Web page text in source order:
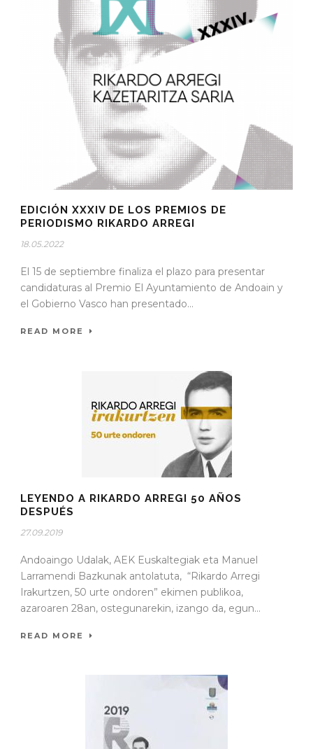
EDICIÓN XXXIV DE LOS PREMIOS DE
PERIODISMO RIKARDO ARREGI
18.05.2022
El 15 de septiembre finaliza el plazo para presentar
candidaturas al Premio El Ayuntamiento de Andoain y
el Gobierno Vasco han presentado...
READ MORE
LEYENDO A RIKARDO ARREGI 50 AÑOS
DESPUÉS
27.09.2019
Andoaingo Udalak, AEK Euskaltegiak eta Manuel
Larramendi Bazkunak antolatuta, “Rikardo Arregi
Irakurtzen, 50 urte ondoren” ekimen publikoa,
azaroaren 28an, ostegunarekin, izango da, egun...
READ MORE